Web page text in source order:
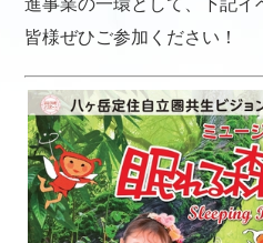
皆様ぜひご参加ください！